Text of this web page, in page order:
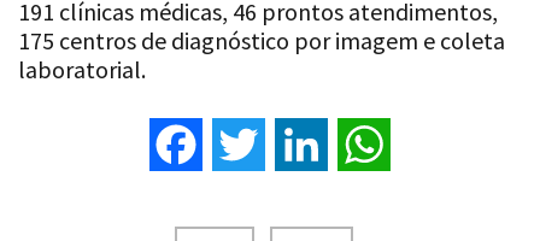
191 clínicas médicas, 46 prontos atendimentos,
175 centros de diagnóstico por imagem e coleta
laboratorial.
Facebook Twitter LinkedIn